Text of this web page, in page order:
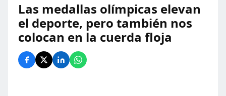
Las medallas olímpicas elevan
el deporte, pero también nos
colocan en la cuerda floja